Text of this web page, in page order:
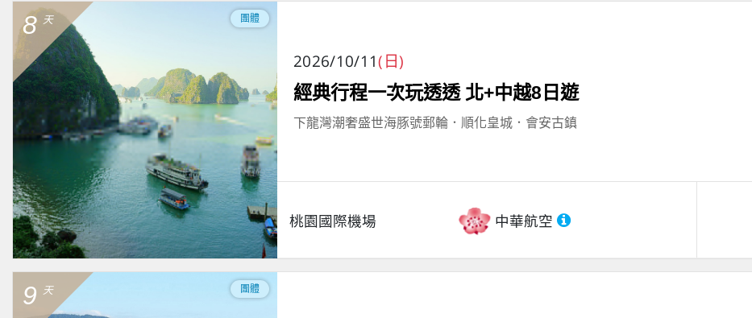
8 天 團體
2026/10/11(日)
經典行程一次玩透透 北+中越8日遊
下龍灣潮奢盛世海豚號郵輪．順化皇城．會安古鎮
桃園國際機場 中華航空
9 天 團體